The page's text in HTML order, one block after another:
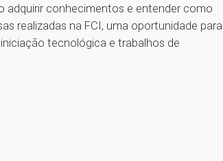
adquirir conhecimentos e entender como
realizadas na FCI, uma oportunidade para
tecnológica e trabalhos de